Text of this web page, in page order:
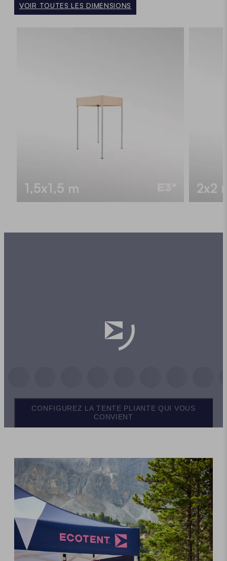
VOIR TOUTES LES DIMENSIONS
1,5x1,5 m 2x2
CONFIGUREZ LA TENTE PLIANTE QUI VOUS
CONVIENT